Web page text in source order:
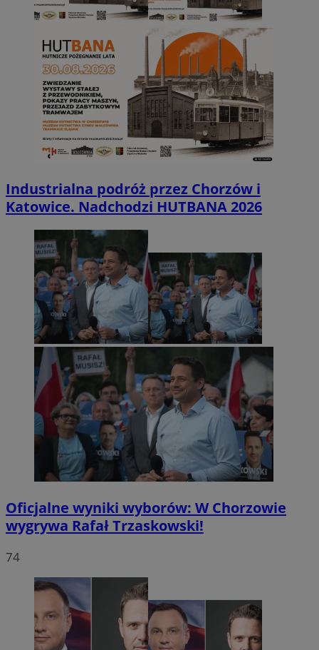
Industrialna podróż przez Chorzów i
Katowice. Nadchodzi HUTBANA 2026
Oficjalne wyniki wyborów: W Chorzowie
wygrywa Rafał Trzaskowski!
74